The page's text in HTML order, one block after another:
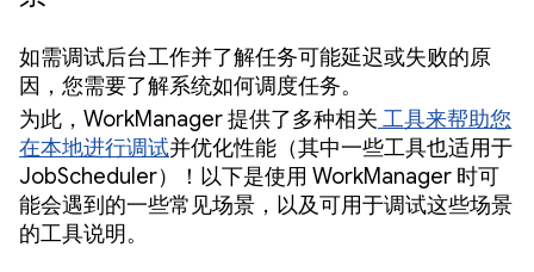
如需调试后台工作并了解任务可能延迟或失败的原
因，您需要了解系统如何调度任务。
为此，WorkManager 提供了多种相关 工具来帮助您
在本地进行调试并优化性能（其中一些工具也适用于
JobScheduler）！以下是使用 WorkManager 时可
能会遇到的一些常见场景，以及可用于调试这些场景
的工具说明。